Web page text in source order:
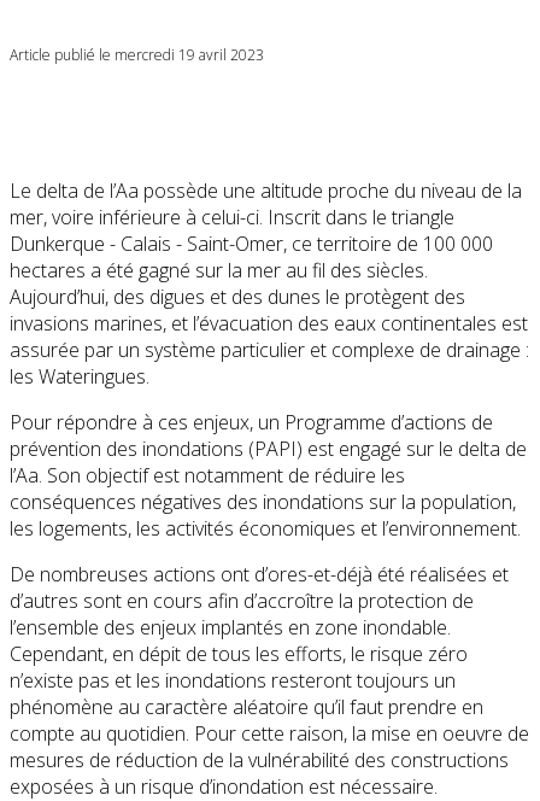
Article publié le mercredi 19 avril 2023
Le delta de l’Aa possède une altitude proche du niveau de la
mer, voire inférieure à celui-ci. Inscrit dans le triangle
Dunkerque - Calais - Saint-Omer, ce territoire de 100 000
hectares a été gagné sur la mer au fil des siècles.
Aujourd’hui, des digues et des dunes le protègent des
invasions marines, et l’évacuation des eaux continentales est
assurée par un système particulier et complexe de drainage :
les Wateringues.
Pour répondre à ces enjeux, un Programme d’actions de
prévention des inondations (PAPI) est engagé sur le delta de
l’Aa. Son objectif est notamment de réduire les
conséquences négatives des inondations sur la population,
les logements, les activités économiques et l’environnement.
De nombreuses actions ont d’ores-et-déjà été réalisées et
d’autres sont en cours afin d’accroître la protection de
l’ensemble des enjeux implantés en zone inondable.
Cependant, en dépit de tous les efforts, le risque zéro
n’existe pas et les inondations resteront toujours un
phénomène au caractère aléatoire qu’il faut prendre en
compte au quotidien. Pour cette raison, la mise en oeuvre de
mesures de réduction de la vulnérabilité des constructions
exposées à un risque d’inondation est nécessaire.